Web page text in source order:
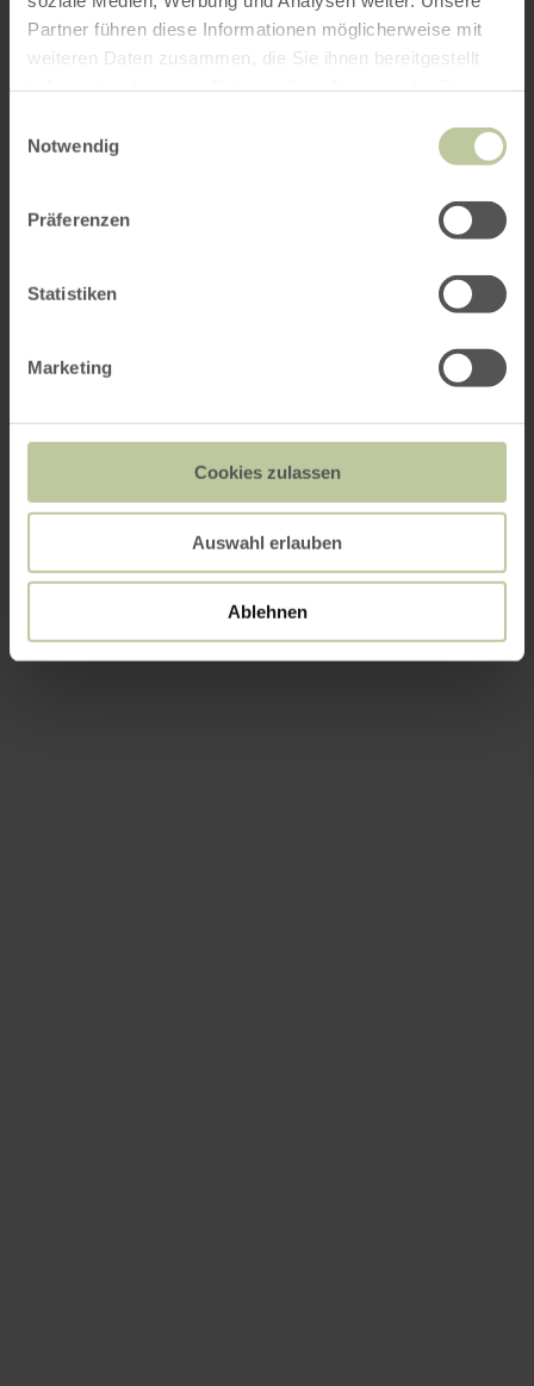
Partner führen diese Informationen möglicherweise mit
weiteren Daten zusammen, die Sie ihnen bereitgestellt
Notwendig
Präferenzen
Statistiken
Marketing
Cookies zulassen
Auswahl erlauben
Ablehnen